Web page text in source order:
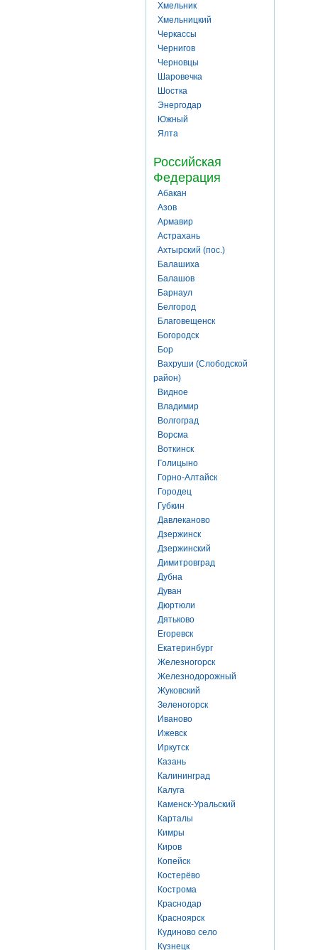
Хмельник
Хмельницкий
Черкассы
Чернигов
Черновцы
Шаровечка
Шостка
Энергодар
Южный
Ялта
Российская
Федерация
Абакан
Азов
Армавир
Астрахань
Ахтырский (пос.)
Балашиха
Балашов
Барнаул
Белгород
Благовещенск
Богородск
Бор
Вахруши (Слободской
район)
Видное
Владимир
Волгоград
Ворсма
Воткинск
Голицыно
Горно-Алтайск
Городец
Губкин
Давлеканово
Дзержинск
Дзержинский
Димитровград
Дубна
Дуван
Дюртюли
Дятьково
Егоревск
Екатеринбург
Железногорск
Железнодорожный
Жуковский
Зеленогорск
Иваново
Ижевск
Иркутск
Казань
Калининград
Калуга
Каменск-Уральский
Карталы
Кимры
Киров
Копейск
Костерёво
Кострома
Краснодар
Красноярск
Кудиново село
Кузнецк